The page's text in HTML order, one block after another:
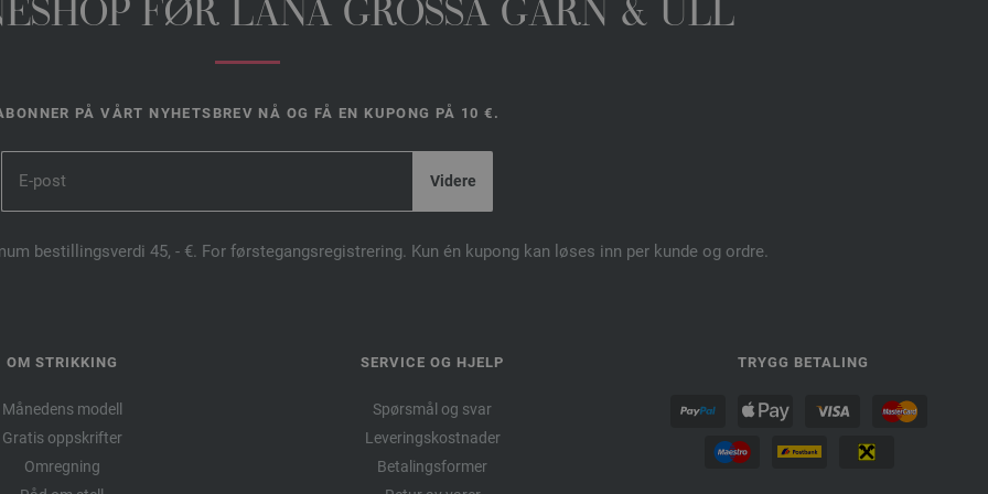
FØR LANA GROSSA GARN & ULL
PÅ VÅRT NYHETSBREV NÅ OG FÅ EN KUPONG PÅ 10 €.
bestillingsverdi 45, - €. For førstegangsregistrering. Kun én kupong kan løses inn per kunde og ordre.
OM STRIKKING
Månedens modell
Gratis oppskrifter
Omregning
SERVICE OG HJELP
Spørsmål og svar
Leveringskostnader
Betalingsformer
TRYGG BETALING